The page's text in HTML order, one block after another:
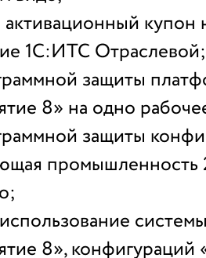
купон
1С:ИТС Отраслевой;
защиты
8» на одно
защиты
промышленность
8», конфигураций